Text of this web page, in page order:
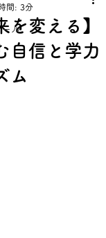
ル
を変える】
自信と学力
ム
間: 3分